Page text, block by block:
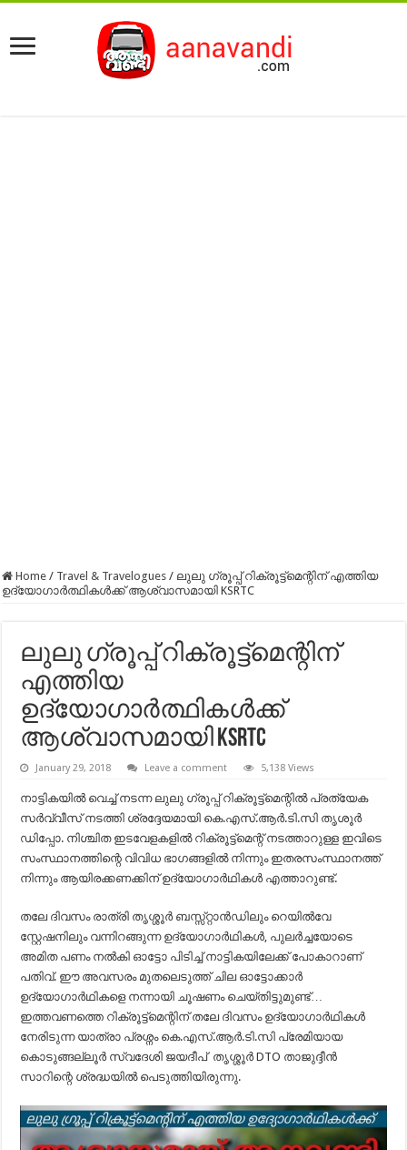
Home / Travel & Travelogues / ലുലു ഗ്രൂപ്പ് റിക്രൂട്ട്മെന്റിന് എത്തിയ
ഉദ്യോഗാര്‍ത്ഥികള്‍ക്ക് ആശ്വാസമായി KSRTC
ലുലു ഗ്രൂപ്പ് റിക്രൂട്ട്മെന്റിന്
എത്തിയ
ഉദ്യോഗാര്‍ത്ഥികള്‍ക്ക്
ആശ്വാസമായി KSRTC
January 29, 2018 Leave a comment 5,138 Views
നാട്ടികയിൽ വെച്ച് നടന്ന ലുലു ഗ്രൂപ്പ് റിക്രൂട്ട്മെന്റിൽ പ്രത്യേക
സർവ്വീസ് നടത്തി ശ്രദ്ദേയമായി കെ.എസ്.ആർ.ടി.സി തൃശൂർ
ഡിപ്പോ. നിശ്ചിത ഇടവേളകളിൽ റിക്രൂട്ട്മെന്റ് നടത്താറുള്ള ഇവിടെ
സംസ്ഥാനത്തിന്റെ വിവിധ ഭാഗങ്ങളിൽ നിന്നും ഇതരസംസ്ഥാനത്ത്
നിന്നും ആയിരക്കണക്കിന് ഉദ്യോഗാർഥികൾ എത്താറുണ്ട്.
തലേ ദിവസം രാത്രി തൃശ്ശൂർ ബസ്സ്റ്റാൻഡിലും റെയിൽവേ
സ്റ്റേഷനിലും വന്നിറങ്ങുന്ന ഉദ്യോഗാർഥികൾ, പുലർച്ചയോടെ
അമിത പണം നൽകി ഓട്ടോ പിടിച്ച് നാട്ടികയിലേക്ക് പോകാറാണ്
പതിവ്. ഈ അവസരം മുതലെടുത്ത് ചില ഓട്ടോക്കാർ
ഉദ്യോഗാർഥികളെ നന്നായി ചൂഷണം ചെയ്തിട്ടുമുണ്ട്…
ഇത്തവണത്തെ റിക്രൂട്ട്മെന്റിന് തലേ ദിവസം ഉദ്യോഗാർഥികൾ
നേരിടുന്ന യാത്രാ പ്രശ്നം കെ.എസ്.ആർ.ടി.സി പ്രേമിയായ
കൊടുങ്ങല്ലൂർ സ്വദേശി ജയദീപ് തൃശ്ശൂർ DTO താജുദ്ദീൻ
സാറിന്റെ ശ്രദ്ധയിൽ പെടുത്തിയിരുന്നു.